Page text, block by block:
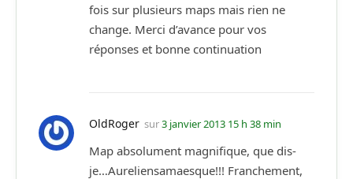
fois sur plusieurs maps mais rien ne
change. Merci d’avance pour vos
réponses et bonne continuation
OldRoger sur3 janvier 2013 15 h 38 min
Map absolument magnifique, que dis-
je…Aureliensamaesque!!! Franchement,